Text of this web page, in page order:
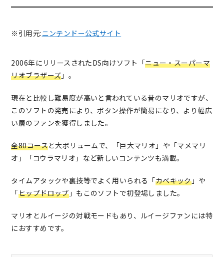
※引用元:ニンテンドー公式サイト
2006年にリリースされたDS向けソフト「ニュー・スーパーマ
リオブラザーズ 」。
現在と比較し難易度が高いと言われている昔のマリオですが、
このソフトの発売により、ボタン操作が簡易になり、より幅広
い層のファンを獲得しました。
全80コースと大ボリュームで、「巨大マリオ」や「マメマリ
オ」「コウラマリオ」など新しいコンテンツも満載。
タイムアタックや裏技等でよく用いられる「カベキック」や
「ヒップドロップ」もこのソフトで初登場しました。
マリオとルイージの対戦モードもあり、ルイージファンには特
におすすめです。